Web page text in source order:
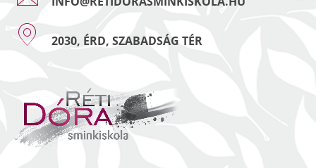
2030, ÉRD, SZABADSÁG TÉR